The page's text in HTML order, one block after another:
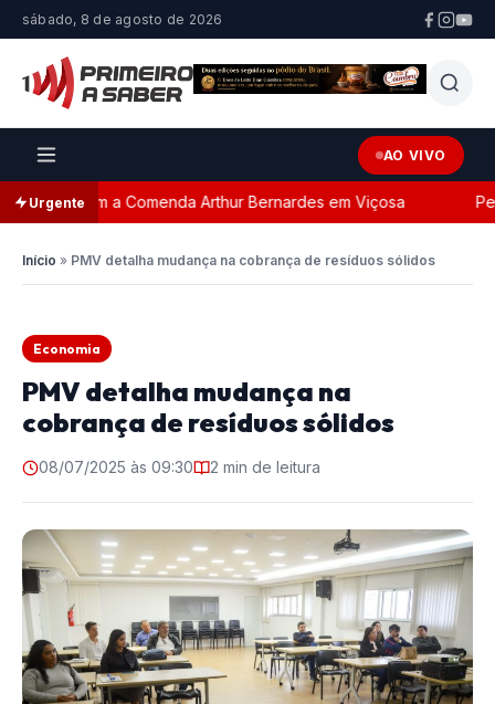
sábado, 8 de agosto de 2026
AO VIVO
Urgente
com a Comenda Arthur Bernardes em Viçosa
Início » PMV detalha mudança na cobrança de resíduos sólidos
Economia
PMV detalha mudança na
cobrança de resíduos sólidos
08/07/2025 às 09:30 2 min de leitura